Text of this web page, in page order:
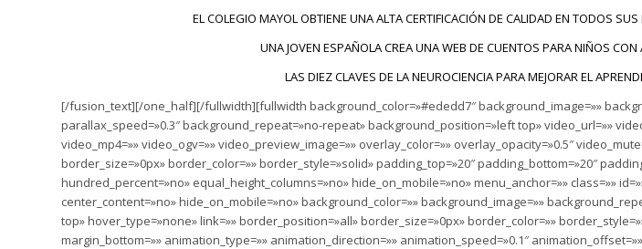
EL COLEGIO MAYOL OBTIENE UNA ALTA CERTIFICACIÓN DE CALIDAD EN TODOS
UNA JOVEN ESPAÑOLA CREA UNA WEB DE CUENTOS PARA NIÑOS
LAS DIEZ CLAVES DE LA NEUROCIENCIA PARA MEJORAR EL
[/fusion_text][/one_half][/fullwidth][fullwidth background_color=»#ededd7″ background_image=»»
parallax_speed=»0.3″ background_repeat=»no-repeat» background_position=»left top» video_url=»»
video_mp4=»» video_ogv=»» video_preview_image=»» overlay_color=»» overlay_opacity=»0.5″
border_size=»0px» border_color=»» border_style=»solid» padding_top=»20″ padding_bottom=»20″
hundred_percent=»no» equal_height_columns=»no» hide_on_mobile=»no» menu_anchor=»» class=»»
center_content=»no» hide_on_mobile=»no» background_color=»» background_image=»»
top» hover_type=»none» link=»» border_position=»all» border_size=»0px» border_color=»»
margin_bottom=»» animation_type=»» animation_direction=»» animation_speed=»0.1″